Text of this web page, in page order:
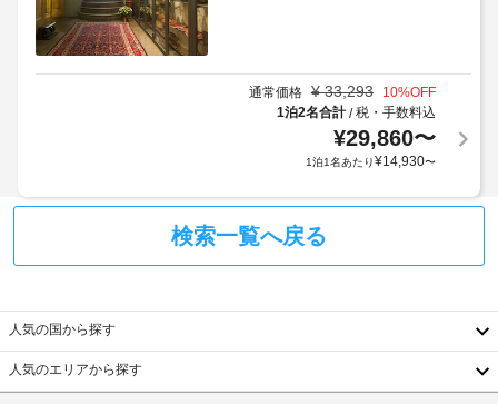
通常価格 ¥ 33,293 10%OFF
1泊2名合計/税・手数料込
¥29,860〜
1泊1名あたり¥14,930〜
検索一覧へ戻る
人気の国から探す
韓
人気のエリアから探す